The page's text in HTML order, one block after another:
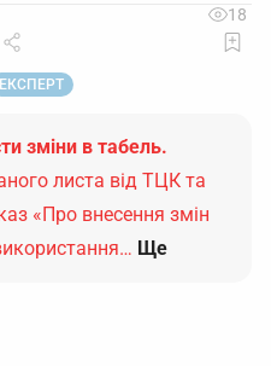
за основним
реквізити наказу).
відображають окремо
. Оскільки особа і
КЕП, як правило, не
не обмежує статус
не вимагає зміни
банку.
18
ЕКСПЕРТ
зміни в табель.
листа від ТЦК та
«Про внесення змін
Ще